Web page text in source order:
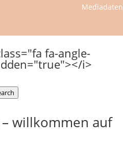
Mediadaten
willkommen auf